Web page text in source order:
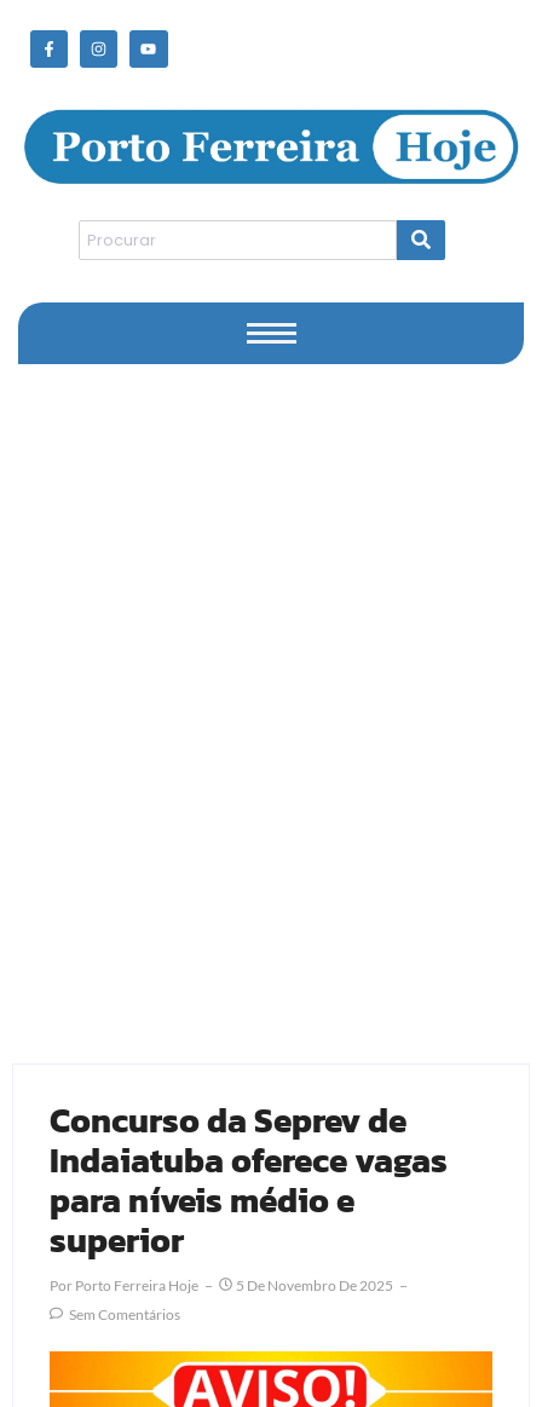
Concurso da Seprev de
Indaiatuba oferece vagas
para níveis médio e
superior
Por Porto Ferreira Hoje
5 De Novembro De 2025
Sem Comentários